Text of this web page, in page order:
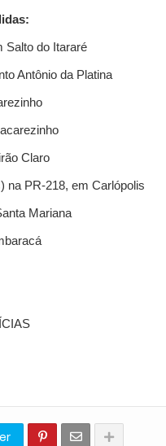
Salto do Itararé
Antônio da Platina
Claro
na PR-218, em Carlópolis
Mariana